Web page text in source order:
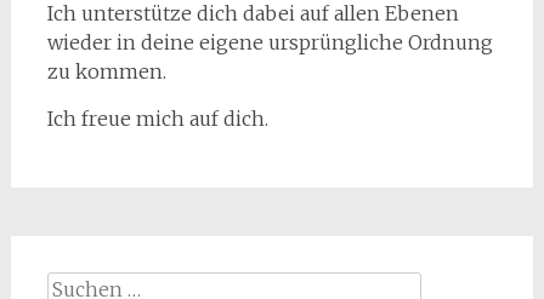
Ich unterstütze dich dabei auf allen Ebenen
wieder in deine eigene ursprüngliche Ordnung
zu kommen.
Ich freue mich auf dich.
Suchen